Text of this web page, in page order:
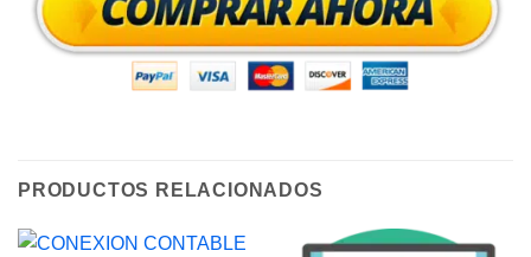
PRODUCTOS RELACIONADOS